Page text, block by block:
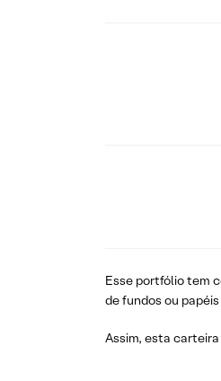
Esse portfólio tem
de fundos ou
Assim, esta